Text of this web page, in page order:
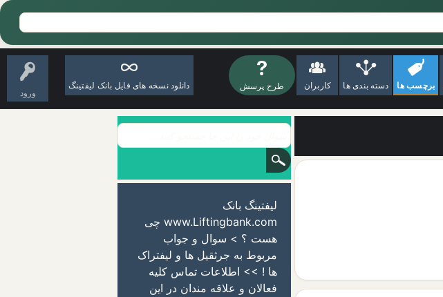
ورود
برچسب ها دسته بندی ها کاربران طرح پرسش دانلود نسخه های فایل بانک لیفتینگ
لیفتینگ بانک
www.Liftingbank.com چی
هست ؟ > سوال و جواب
مربوط به جرثقیل ها و لیفتراک
ها ! >> اطلاعات تماس کلیه
فعالان و علاقه مندان در این